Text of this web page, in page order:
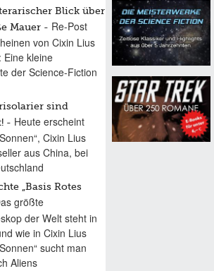
Blick über
Mauer
Re-Post
von Cixin Lius
Eine kleine
der Science-Fiction
sind
Heute erscheint
Cixin Lius
aus China, bei
„Basis Rotes
größte
der Welt steht in
wie in Cixin Lius
sucht man
Aliens